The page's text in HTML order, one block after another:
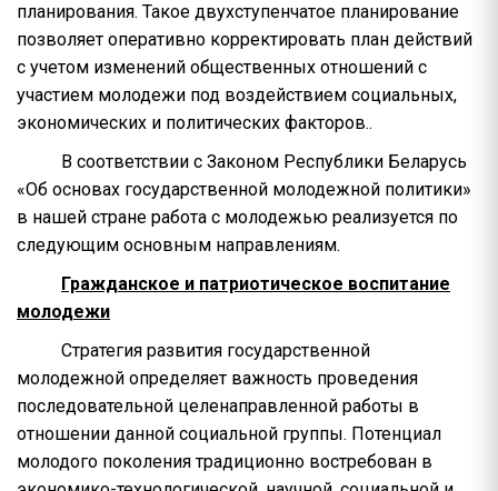
планирования. Такое двухступенчатое планирование
позволяет оперативно корректировать план действий
с учетом изменений общественных отношений с
участием молодежи под воздействием социальных,
экономических и политических факторов..
В соответствии с Законом Республики Беларусь
«Об основах государственной молодежной политики»
в нашей стране работа с молодежью реализуется по
следующим основным направлениям.
Гражданское и патриотическое воспитание
молодежи
Стратегия развития государственной
молодежной определяет важность проведения
последовательной целенаправленной работы в
отношении данной социальной группы. Потенциал
молодого поколения традиционно востребован в